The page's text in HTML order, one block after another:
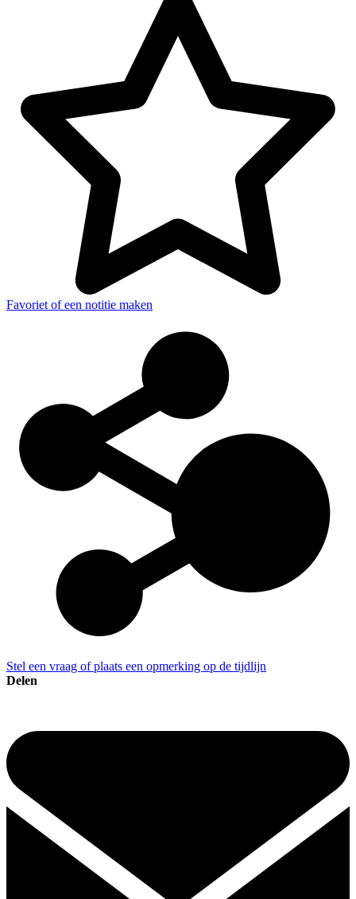
Favoriet of een notitie maken
Stel een vraag of plaats een opmerking op de tijdlijn
Delen